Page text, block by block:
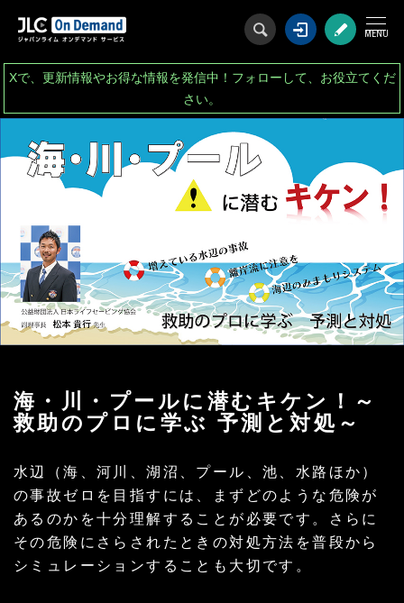
ログイン会
Xで、更新情報やお得な情報を発信中！フォローして、お役立てくだ
さい。
海・川・プールに潜むキケン！～
救助のプロに学ぶ 予測と対処～
水辺（海、河川、湖沼、プール、池、水路ほか）
の事故ゼロを目指すには、まずどのような危険が
あるのかを十分理解することが必要です。さらに
その危険にさらされたときの対処方法を普段から
シミュレーションすることも大切です。